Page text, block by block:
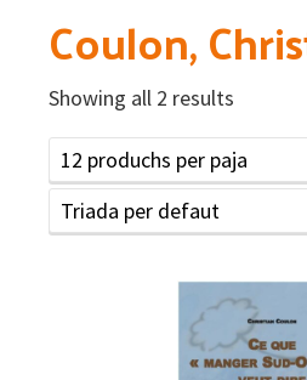
Coulon,
Showing all 2 results